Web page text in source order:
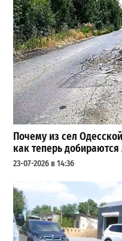
Почему из сел
как теперь
23-07-2026 в 14:36